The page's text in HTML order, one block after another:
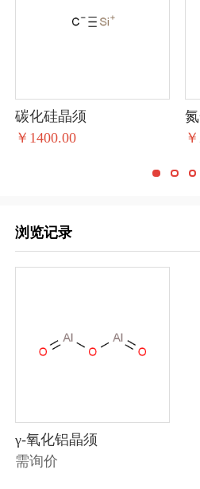
碳化硅晶须
￥1400.00
浏览记录
γ-氧化铝晶须
需询价